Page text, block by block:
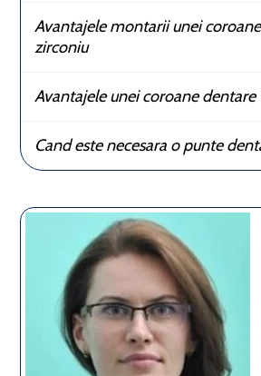
Avantajele montarii unei
zirconiu
Avantajele unei coroane dentare
Cand este necesara o punte